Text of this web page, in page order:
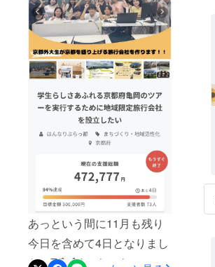
います。また、支援者の
方々の応援メッセージや、
大学内でアドバイスを下さ
る教授にも本当に感謝して
や、ご提案、アドバイスが
私たちの励ましであり、頑
張ろうと思える糧となって
おります。第1弾の目標は達
成致しましたが、残り3日間
クラウドファンディングは
続きますので、貴重なご支
援の程よろしくお願い致し
ます！！
あっという間に11月も残り
今日を含めて4日となりまし
た…Σ(ﾟﾛﾟ;)いよいよ2023年